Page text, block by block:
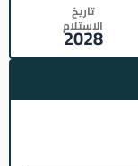
تاريخ
الاستلام
2028